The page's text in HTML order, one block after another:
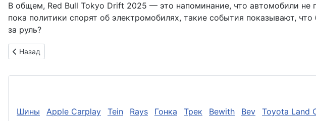
В общем, Red Bull Tokyo Drift 2025 — это напоминание, что автомобили
пока политики спорят об электромобилях, такие события показывают,
за руль?
Предыдущий: Toyota превращает ралли в праздник детства: машина в рисунках юных
Назад
Шины Apple Carplay Tein Rays Гонка Трек Bewith Bev Toyota Land